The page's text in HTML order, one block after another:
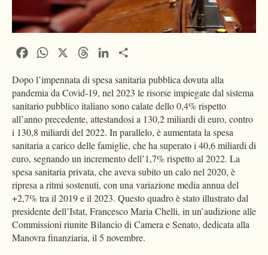
FacebookWhatsApp ThreadsLinkedIn
Dopo l’impennata di spesa sanitaria pubblica dovuta alla
pandemia da Covid-19, nel 2023 le risorse impiegate dal sistema
sanitario pubblico italiano sono calate dello 0,4% rispetto
all’anno precedente, attestandosi a 130,2 miliardi di euro, contro
i 130,8 miliardi del 2022. In parallelo, è aumentata la spesa
sanitaria a carico delle famiglie, che ha superato i 40,6 miliardi di
euro, segnando un incremento dell’1,7% rispetto al 2022. La
spesa sanitaria privata, che aveva subito un calo nel 2020, è
ripresa a ritmi sostenuti, con una variazione media annua del
+2,7% tra il 2019 e il 2023. Questo quadro è stato illustrato dal
presidente dell’Istat, Francesco Maria Chelli, in un’audizione alle
Commissioni riunite Bilancio di Camera e Senato, dedicata alla
Manovra finanziaria, il 5 novembre.